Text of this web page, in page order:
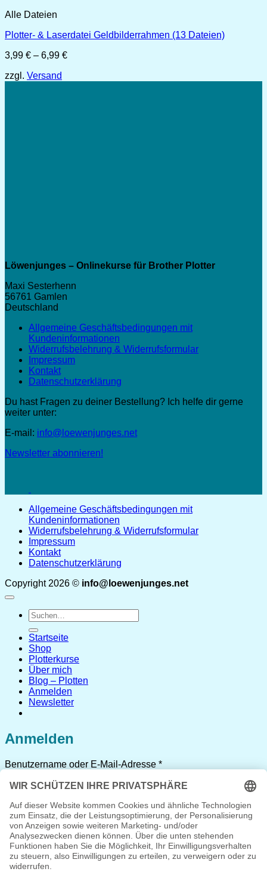
Alle Dateien
Plotter- & Laserdatei Geldbilderrahmen (13 Dateien)
3,99 € – 6,99 €Preisspanne:
zzgl. Versand
Löwenjunges – Onlinekurse für Brother Plotter
Maxi Sesterhenn
56761 Gamlen
Deutschland
Allgemeine Geschäftsbedingungen mit
Kundeninformationen
Widerrufsbelehrung & Widerrufsformular
Impressum
Kontakt
Datenschutzerklärung
Du hast Fragen zu deiner Bestellung? Ich helfe dir gerne
weiter unter:
E-mail: info@loewenjunges.net
Newsletter abonnieren!
Allgemeine Geschäftsbedingungen mit
Kundeninformationen
Widerrufsbelehrung & Widerrufsformular
Impressum
Kontakt
Datenschutzerklärung
Copyright 2026 © info@loewenjunges.net
Suchen
nach:
Startseite
Shop
Plotterkurse
Über mich
Blog – Plotten
Anmelden
Newsletter
Anmelden
Benutzername oder E-Mail-Adresse *Erforderlich
Angemeldet bleiben Anmelden
Passwort vergessen?
Registrieren